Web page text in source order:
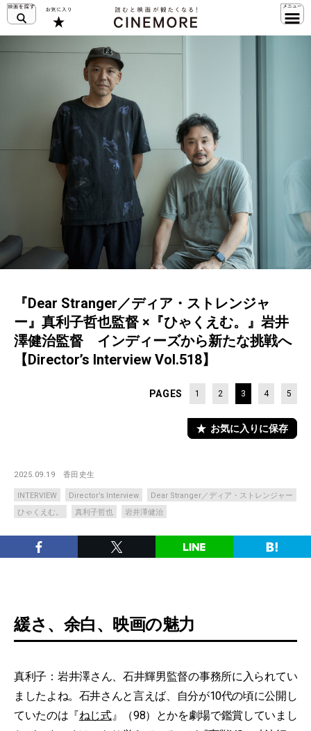
『Dear Stranger／ディア・ストレンジャ
ー』真利子哲也監督 ×『ひゃくえむ。』岩井
澤健治監督 インディーズから新たな挑戦へ
【Director’s Interview Vol.518】
PAGES 1 2 3 4 5
お気に入りに保存
2025.09.19 香田史生
INTERVIEW Director’s Interview
Dear Stranger／ディア・ストレンジャー
ひゃくえむ。
真利子哲也 岩井澤健治
緩さ、余白、映画の魅力
真利子：岩井澤さん、石井輝男監督の事務所に入られてい
ましたよね。石井さんと言えば、自分が10代の頃に公開し
ていたのは『ねじ式』（98）とかを劇場で鑑賞していまし